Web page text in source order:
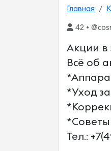
Главная
42 •
Акции в
Всё об
*Уход
Тел.: